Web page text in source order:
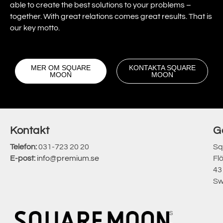
able to create the best solutions to your problems –
together. With great relations comes great results. That is
our key motto.
MER OM SQUARE
MOON
KONTAKTA SQUARE
MOON
Kontakt
Telefon:031-723 20 20
E-post: info@premium.se
S